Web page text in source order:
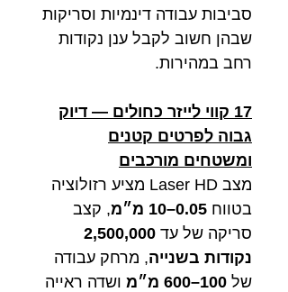
סביבות עבודה דינמיות וסריקות
שבהן חשוב לקבל ענן נקודות
רחב במהירות.
17 קווי לייזר כחולים — דיוק
גבוה לפרטים קטנים
ומשטחים מורכבים
מצב Laser HD מציע רזולוציה
בטווח 0.05–10 מ״מ
, קצב
סריקה של עד 2,500,000
נקודות בשנייה, מרחק עבודה
של 100–600 מ״מ
ושדה ראייה